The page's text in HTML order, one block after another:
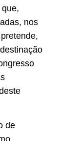
nos
de